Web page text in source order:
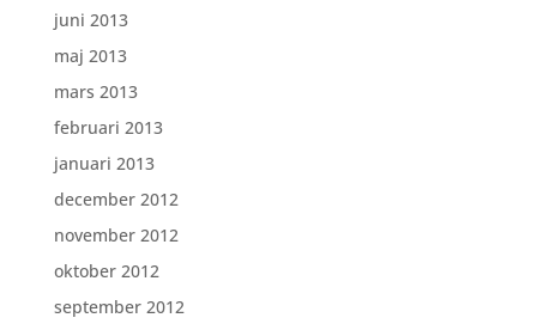
juni 2013
maj 2013
mars 2013
februari 2013
januari 2013
december 2012
november 2012
oktober 2012
september 2012